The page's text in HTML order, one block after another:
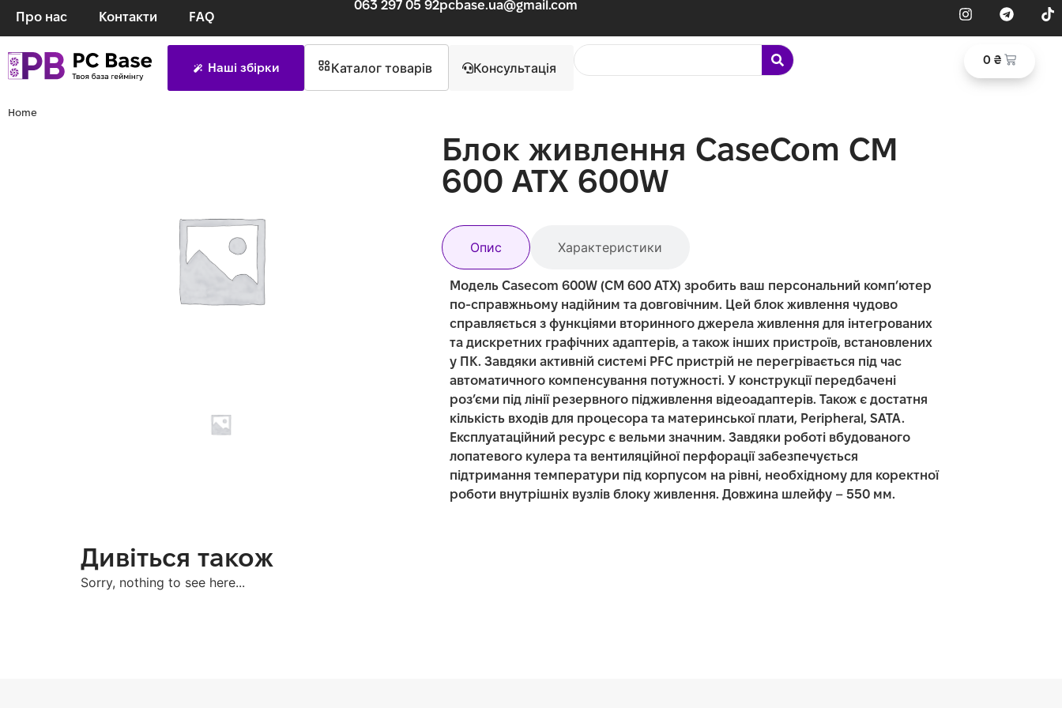
Про нас Контакти FAQ
063 297 05 92pcbase.ua@gmail.com
Наші збірки Каталог товарів Консультація 0 ₴
Home
Блок живлення CaseCom CM
600 ATX 600W
Опис Характеристики
Модель Casecom 600W (CM 600 ATX) зробить ваш персональний комп’ютер
по-справжньому надійним та довговічним. Цей блок живлення чудово
справляється з функціями вторинного джерела живлення для інтегрованих
та дискретних графічних адаптерів, а також інших пристроїв, встановлених
у ПК. Завдяки активній системі PFC пристрій не перегрівається під час
автоматичного компенсування потужності. У конструкції передбачені
роз’єми під лінії резервного підживлення відеоадаптерів. Також є достатня
кількість входів для процесора та материнської плати, Peripheral, SATA.
Експлуатаційний ресурс є вельми значним. Завдяки роботі вбудованого
лопатевого кулера та вентиляційної перфорації забезпечується
підтримання температури під корпусом на рівні, необхідному для коректної
роботи внутрішніх вузлів блоку живлення. Довжина шлейфу – 550 мм.
Дивіться також
Sorry, nothing to see here...